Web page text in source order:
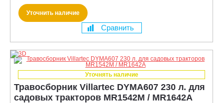
Уточнить наличие
Сравнить
Уточнять наличие
Травосборник Villartec DYMA607 230 л. для
садовых тракторов MR1542M / MR1642А